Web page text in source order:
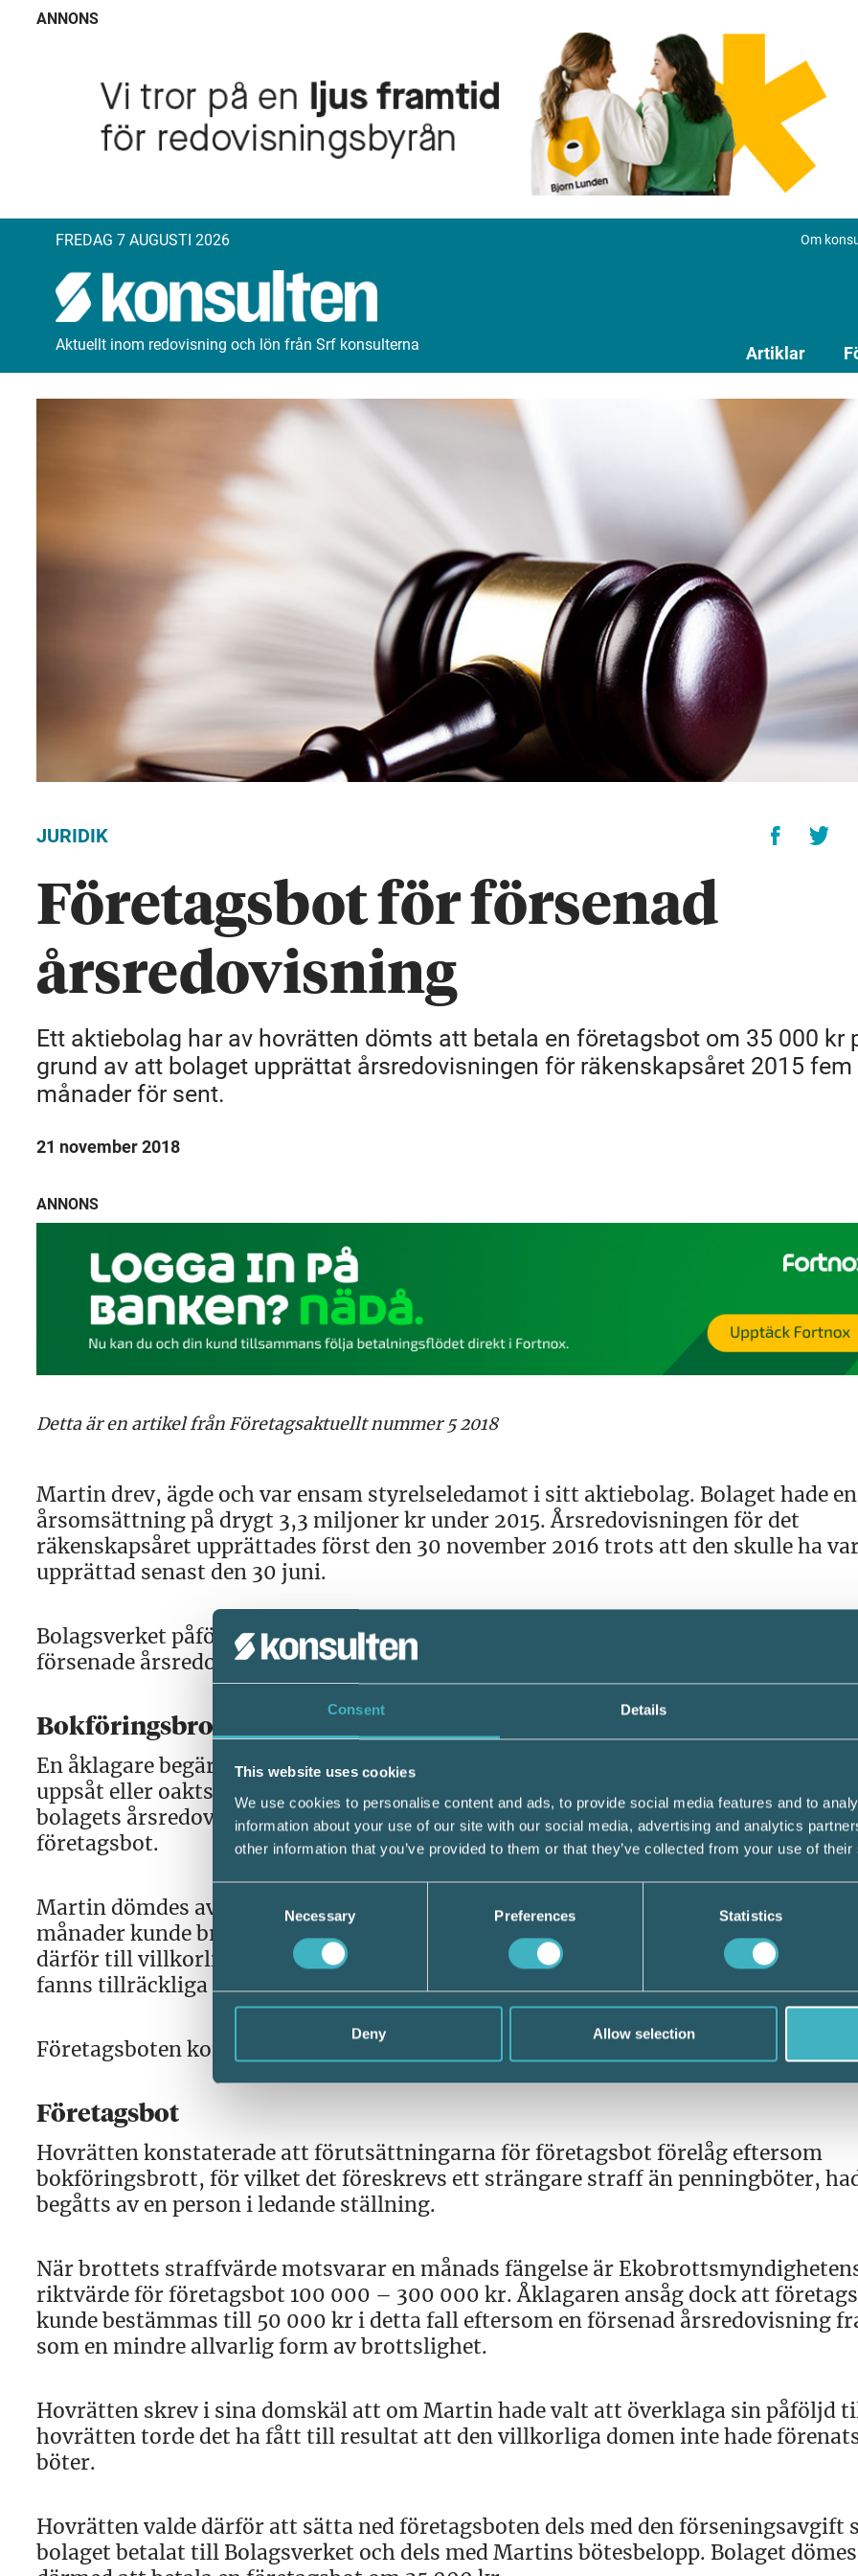
Consent Details
This website uses cookies
We use cookies to personalise content and ads, to provide social media features and to
information about your use of our site with our social media, advertising and analytics
other information that you’ve provided to them or that they’ve collected from your use of
Selection
Necessary Preferences Statistics
Deny Allow selection
ANNONS
FREDAG 7 AUGUSTI 2026 Om
Aktuellt inom redovisning och lön från Srf konsulterna Artiklar
JURIDIK
Företagsbot för försenad
årsredovisning
Ett aktiebolag har av hovrätten dömts att betala en företagsbot om 35 000 kr
grund av att bolaget upprättat årsredovisningen för räkenskapsåret 2015 fem
månader för sent.
21 november 2018
ANNONS
Detta är en artikel från Företagsaktuellt nummer 5 2018
Martin drev, ägde och var ensam styrelseledamot i sitt aktiebolag. Bolaget hade en
årsomsättning på drygt 3,3 miljoner kr under 2015. Årsredovisningen för det
räkenskapsåret upprättades först den 30 november 2016 trots att den skulle ha
upprättad senast den 30 juni.
Bolagsverket påförde bolaget förseningsavgifter på totalt 10 000 kr på grund av
försenade årsredovisningen.
Bokföringsbrott
En åklagare begärde att Martin skulle dömas för bokföringsbrott på grund av att
uppsåt eller oaktsamhet åsidosatt bolagets bokföringsskyldighet genom att inte
bolagets årsredovisning i rätt tid. Åklagaren begärde även att bolaget skulle
företagsbot.
Martin dömdes av tingsrätten för bokföringsbrott. Eftersom förseningen
månader kunde brottet, enligt tingsrätten, inte bedömas som ringa. Påföljden
därför till villkorlig dom och 40 dagsböter. Tingsrätten ansåg dock att det i detta
fanns tillräckliga skäl för att efterge företagsboten.
Företagsboten kom därför att prövas av Hovrätten för västra Sverige.
Företagsbot
Hovrätten konstaterade att förutsättningarna för företagsbot förelåg eftersom
bokföringsbrott, för vilket det föreskrevs ett strängare straff än penningböter,
begåtts av en person i ledande ställning.
När brottets straffvärde motsvarar en månads fängelse är
riktvärde för företagsbot 100 000 – 300 000 kr. Åklagaren ansåg dock att
kunde bestämmas till 50 000 kr i detta fall eftersom en försenad årsredovisning
som en mindre allvarlig form av brottslighet.
Hovrätten skrev i sina domskäl att om Martin hade valt att överklaga sin påföljd
hovrätten torde det ha fått till resultat att den villkorliga domen inte hade
böter.
Hovrätten valde därför att sätta ned företagsboten dels med den förseningsavgift
bolaget betalat till Bolagsverket och dels med Martins bötesbelopp. Bolaget dömes